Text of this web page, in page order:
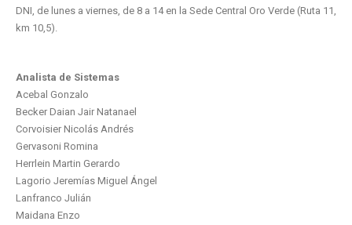
DNI, de lunes a viernes, de 8 a 14 en la Sede Central Oro Verde (Ruta 11,
km 10,5).
Analista de Sistemas
Acebal Gonzalo
Becker Daian Jair Natanael
Corvoisier Nicolás Andrés
Gervasoni Romina
Herrlein Martin Gerardo
Lagorio Jeremías Miguel Ángel
Lanfranco Julián
Maidana Enzo